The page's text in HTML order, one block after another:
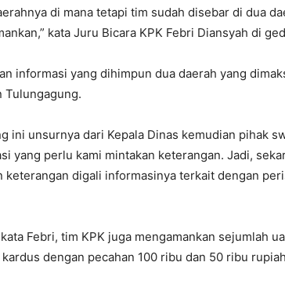
di mana tetapi tim sudah disebar di dua
kata Juru Bicara KPK Febri Diansyah di
informasi yang dihimpun dua daerah yang
Tulungagung.
ini unsurnya dari Kepala Dinas kemudian pihak
yang perlu kami mintakan keterangan. Jadi,
keterangan digali informasinya terkait dengan
Febri, tim KPK juga mengamankan sejumlah
dengan pecahan 100 ribu dan 50 ribu